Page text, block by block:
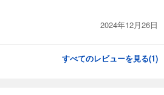
2024年12月26日
すべてのレビューを見る(1)